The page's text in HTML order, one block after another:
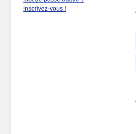
inscrivez-vous !